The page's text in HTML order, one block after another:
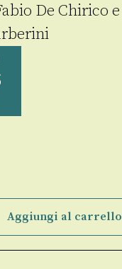
De Chirico e
Aggiungi al carrello